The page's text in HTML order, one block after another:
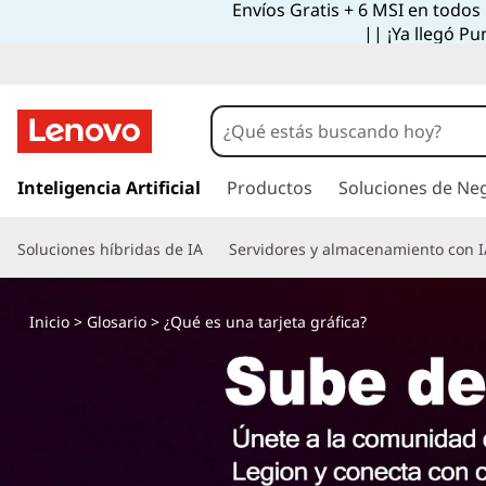
Envíos Gratis + 6 MSI en
|| ¡Ya llegó
r
c
o
Inteligencia Artificial Productos Soluciones de
Soluciones híbridas de IA Servidores y almacenamiento con
Inicio> Glosario> ¿Qué es una tarjeta gráfica?